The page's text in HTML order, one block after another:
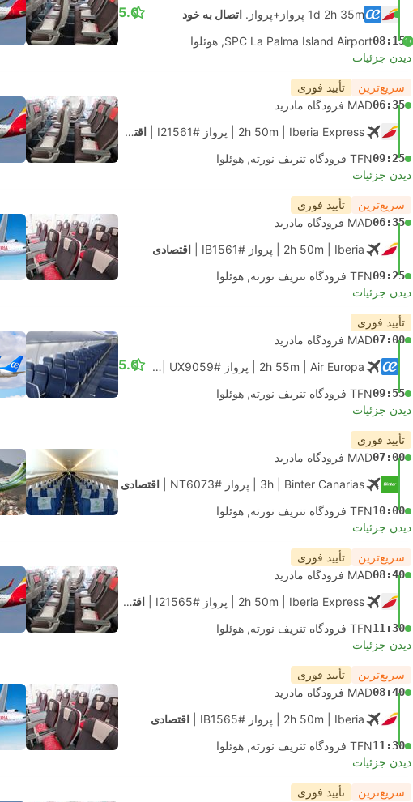
1d 2h 35m پرواز+پرواز.
اتصال به خود
+1
08:15SPC La Palma Island Airport, هوئلوا
5.0
دیدن جزئیات
سریع‌ترین تأیید فوری
06:35MAD فرودگاه مادرید
2h 50m | Iberia Express پرواز #I21561 اقتصادی
09:25TFN فرودگاه تنریف نورته, هوئلوا
دیدن جزئیات
سریع‌ترین تأیید فوری
06:35MAD فرودگاه مادرید
2h 50m | Iberia پرواز #IB1561 اقتصادی
09:25TFN فرودگاه تنریف نورته, هوئلوا
دیدن جزئیات
تأیید فوری
07:00MAD فرودگاه مادرید
2h 55m | Air Europa پرواز #UX9059 اقتصادی
09:55TFN فرودگاه تنریف نورته, هوئلوا
5.0
دیدن جزئیات
تأیید فوری
07:00MAD فرودگاه مادرید
3h | Binter Canarias پرواز #NT6073 اقتصادی
10:00TFN فرودگاه تنریف نورته, هوئلوا
دیدن جزئیات
سریع‌ترین تأیید فوری
08:40MAD فرودگاه مادرید
2h 50m | Iberia Express پرواز #I21565 اقتصادی
11:30TFN فرودگاه تنریف نورته, هوئلوا
دیدن جزئیات
سریع‌ترین تأیید فوری
08:40MAD فرودگاه مادرید
2h 50m | Iberia پرواز #IB1565 اقتصادی
11:30TFN فرودگاه تنریف نورته, هوئلوا
دیدن جزئیات
سریع‌ترین تأیید فوری